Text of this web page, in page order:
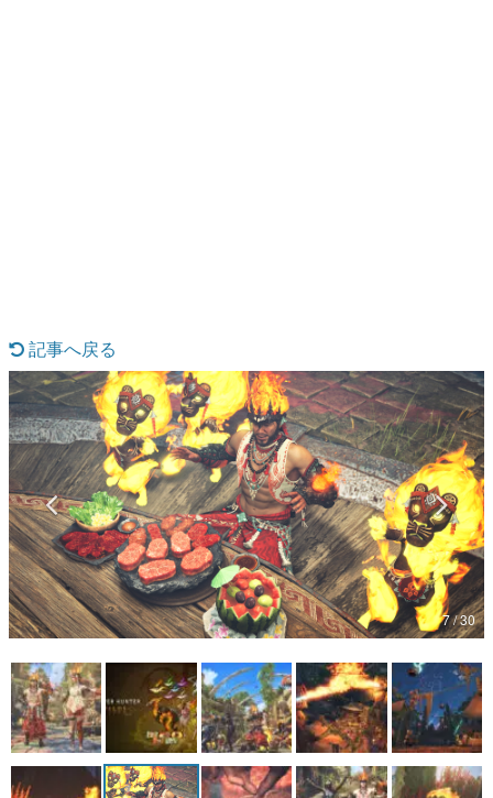
マンガ
女性向け
アプリレビュー
その他
電ファミニコゲーマーとは？
運営：株式会社マレ
記事へ戻る
7 / 30